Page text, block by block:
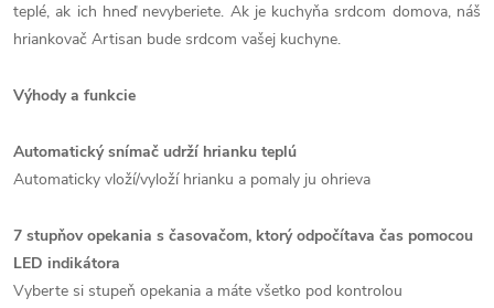
teplé, ak ich hneď nevyberiete. Ak je kuchyňa srdcom domova, náš
hriankovač Artisan bude srdcom vašej kuchyne.
Výhody a funkcie
Automatický snímač udrží hrianku teplú
Automaticky vloží/vyloží hrianku a pomaly ju ohrieva
7 stupňov opekania s časovačom, ktorý odpočítava čas pomocou
LED indikátora
Vyberte si stupeň opekania a máte všetko pod kontrolou